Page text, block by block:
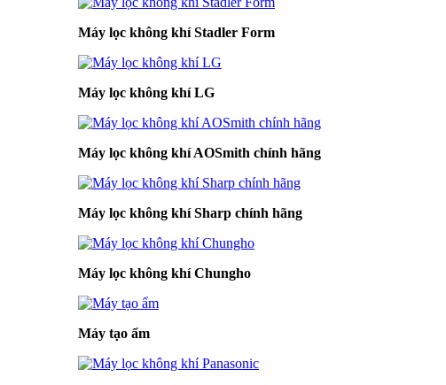
Máy lọc không khí Stadler Form
Máy lọc không khí LG
Máy lọc không khí AOSmith chính hãng
Máy lọc không khí Sharp chính hãng
Máy lọc không khí Chungho
Máy tạo ẩm